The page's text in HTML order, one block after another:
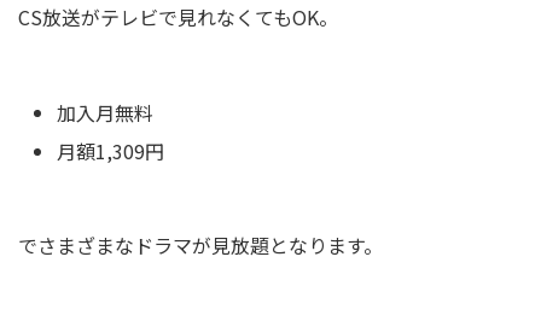
CS放送がテレビで見れなくてもOK。
加入月無料
月額1,309円
でさまざまなドラマが見放題となります。